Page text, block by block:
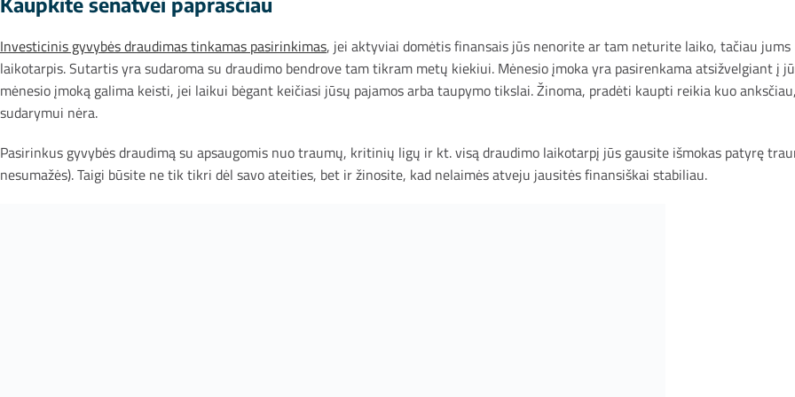
Investicinis gyvybės draudimas tinkamas pasirinkimas, jei aktyviai domėtis finansais jūs nenorite ar tam neturite laiko, tačiau
laikotarpis. Sutartis yra sudaroma su draudimo bendrove tam tikram metų kiekiui. Mėnesio įmoka yra pasirenkama atsižvelgiant į
mėnesio įmoką galima keisti, jei laikui bėgant keičiasi jūsų pajamos arba taupymo tikslai. Žinoma, pradėti kaupti reikia kuo
sudarymui nėra.
Pasirinkus gyvybės draudimą su apsaugomis nuo traumų, kritinių ligų ir kt. visą draudimo laikotarpį jūs gausite išmokas patyrę
nesumažės). Taigi būsite ne tik tikri dėl savo ateities, bet ir žinosite, kad nelaimės atveju jausitės finansiškai stabiliau.